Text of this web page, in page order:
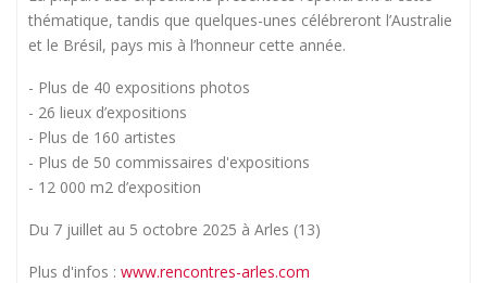
thématique, tandis que quelques-unes célébreront l’Australie
et le Brésil, pays mis à l’honneur cette année.
- Plus de 40 expositions photos
- 26 lieux d’expositions
- Plus de 160 artistes
- Plus de 50 commissaires d'expositions
- 12 000 m2 d’exposition
Du 7 juillet au 5 octobre 2025 à Arles (13)
Plus d'infos : www.rencontres-arles.com